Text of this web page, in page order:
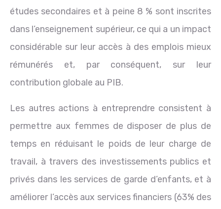
études secondaires et à peine 8 % sont inscrites
dans l’enseignement supérieur, ce qui a un impact
considérable sur leur accès à des emplois mieux
rémunérés et, par conséquent, sur leur
contribution globale au PIB.
Les autres actions à entreprendre consistent à
permettre aux femmes de disposer de plus de
temps en réduisant le poids de leur charge de
travail, à travers des investissements publics et
privés dans les services de garde d’enfants, et à
améliorer l’accès aux services financiers (63% des